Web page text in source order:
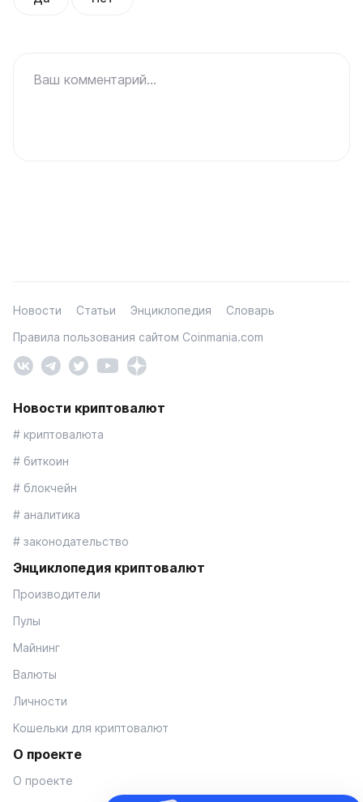
Ваш комментарий...
Новости Статьи Энциклопедия
Словарь
Правила пользования сайтом Coinmania.com
Новости криптовалют
# криптовалюта
# биткоин
# блокчейн
# аналитика
# законодательство
Энциклопедия криптовалют
Производители
Пулы
Майнинг
Валюты
Личности
Кошельки для криптовалют
О проекте
О проекте